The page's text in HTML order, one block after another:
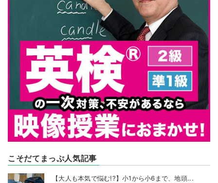
こそだてまっぷ人気記事
【大人も本気で悩む!?】小1から小6まで、地頭...